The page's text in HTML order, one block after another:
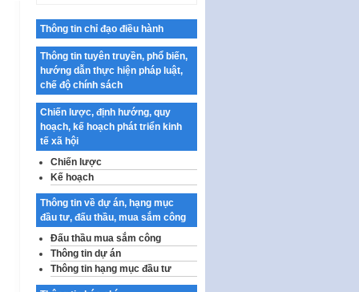
Kế hoạch Tổ chức Cuộc thi
chính luận về bảo vệ nền tảng tư
tưởng của Đảng…
Công bố công khai dự toán kinh
phí xây dựng pháp luật, hoàn
thiện thể chế, chính…
Quy định về nghiên cứu, ứng
dụng khoa học, công nghệ, đổi
mới sáng tạo và chuyển…
thi hành một số điều của Luật Lý
lịch tư…
Sửa đổi, bổ sung một số nội
dung tại Nghị quyết số 30/NQ-
CP ngày 24 tháng 02…
Thông tin chỉ đạo điều hành
Thông tin tuyên truyền, phổ biến,
hướng dẫn thực hiện pháp luật,
chế độ chính sách
Chiến lược, định hướng, quy
hoạch, kế hoạch phát triển kinh
tế xã hội
Chiến lược
Kế hoạch
Thông tin về dự án, hạng mục
đầu tư, đấu thầu, mua sắm công
Đấu thầu mua sắm công
Thông tin dự án
Thông tin hạng mục đầu tư